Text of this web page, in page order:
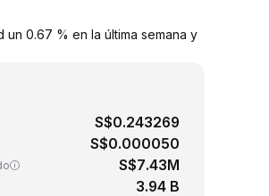
0.67 % en la última semana y
S$0.243269
S$0.000050
S$7.43M
3.94 B